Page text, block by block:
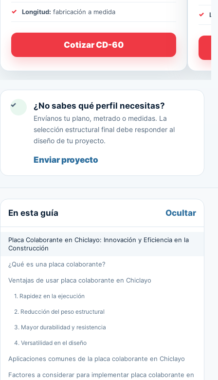
Longitud: fabricación a medida
Cotizar CD-60
✓ ¿No sabes qué perfil necesitas?
Envíanos tu plano, metrado o medidas. La
selección estructural final debe responder al
diseño de tu proyecto.
Enviar proyecto
En esta guía Ocultar
Placa Colaborante en Chiclayo: Innovación y Eficiencia en la
Construcción
¿Qué es una placa colaborante?
Ventajas de usar placa colaborante en Chiclayo
1. Rapidez en la ejecución
2. Reducción del peso estructural
3. Mayor durabilidad y resistencia
4. Versatilidad en el diseño
Aplicaciones comunes de la placa colaborante en Chiclayo
Factores a considerar para implementar placa colaborante en